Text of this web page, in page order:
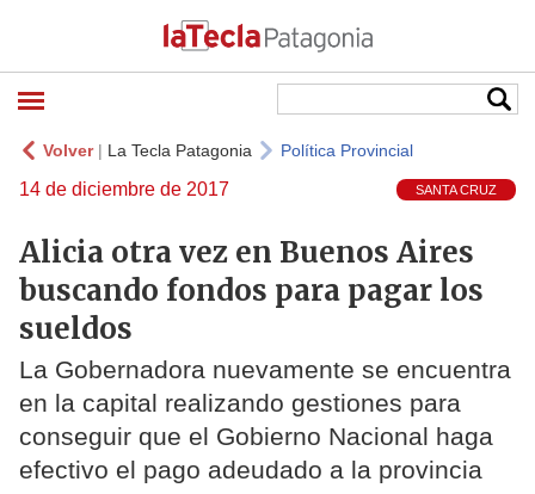
Volver| La Tecla Patagonia Política Provincial
14 de diciembre de 2017 SANTA CRUZ
Alicia otra vez en Buenos Aires
buscando fondos para pagar los
sueldos
La Gobernadora nuevamente se encuentra
en la capital realizando gestiones para
conseguir que el Gobierno Nacional haga
efectivo el pago adeudado a la provincia